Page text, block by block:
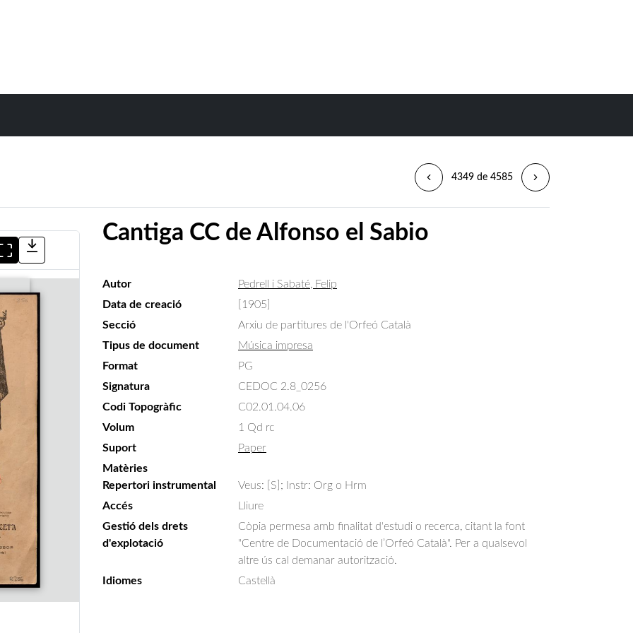
4349 de 4585
Cantiga CC de Alfonso el Sabio
Autor
Pedrell i Sabaté, Felip
Data de creació
[1905]
Secció
Arxiu de partitures de l'Orfeó Català
Tipus de document
Música impresa
Format
PG
Signatura
CEDOC 2.8_0256
Codi Topogràfic
C02.01.04.06
Volum
1 Qd rc
Suport
Paper
Matèries
Repertori instrumental
Veus: [S]; Instr: Org o Hrm
Accés
Lliure
Gestió dels drets
d'explotació
Còpia permesa amb finalitat d'estudi o recerca, citant la font
"Centre de Documentació de l’Orfeó Català". Per a qualsevol
altre ús cal demanar autorització.
Idiomes
Castellà